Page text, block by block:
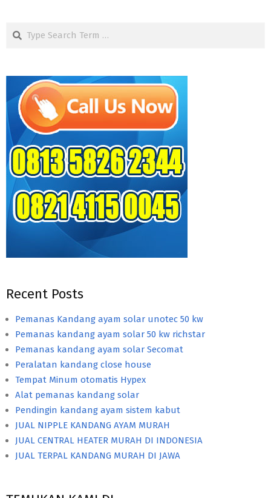
Search
Recent Posts
Pemanas Kandang ayam solar unotec 50 kw
Pemanas kandang ayam solar 50 kw richstar
Pemanas kandang ayam solar Secomat
Peralatan kandang close house
Tempat Minum otomatis Hypex
Alat pemanas kandang solar
Pendingin kandang ayam sistem kabut
JUAL NIPPLE KANDANG AYAM MURAH
JUAL CENTRAL HEATER MURAH DI INDONESIA
JUAL TERPAL KANDANG MURAH DI JAWA